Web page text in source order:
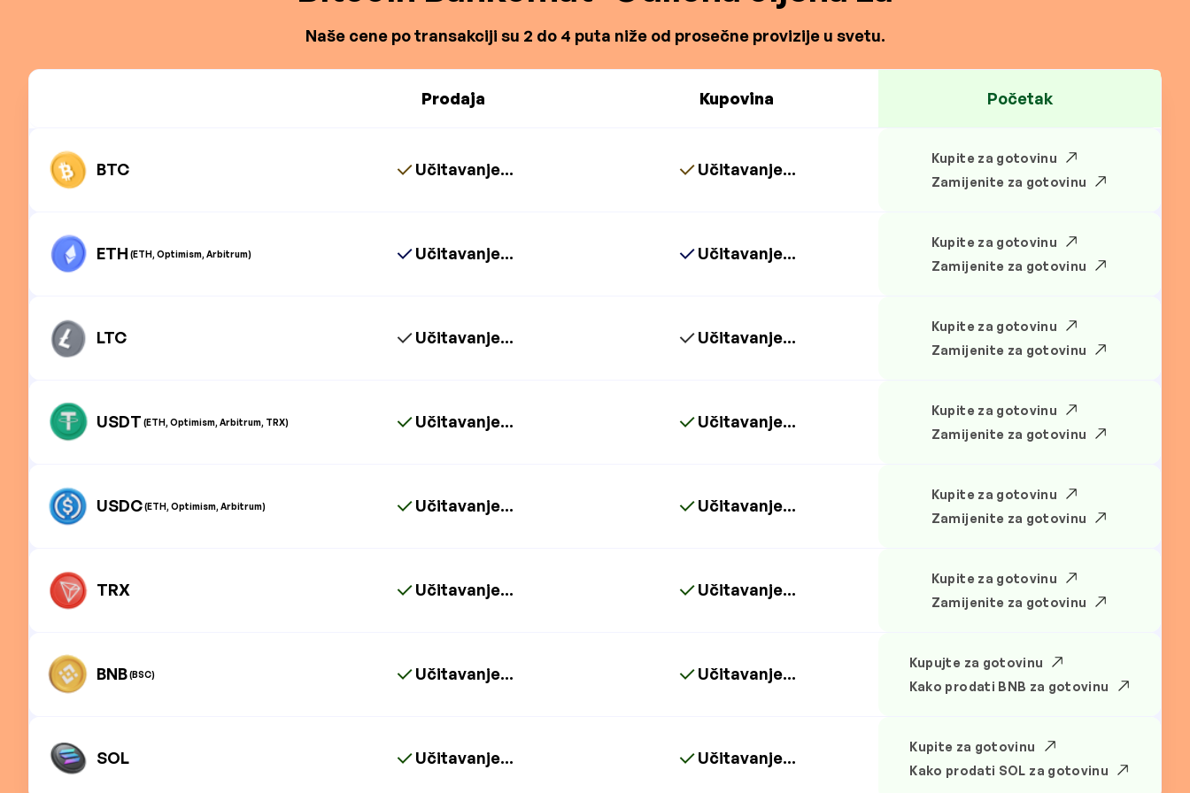
Naše cene po transakciji su 2 do 4 puta niže od prosečne provizije u svetu.
Prodaja Kupovina Početak
BTC Učitavanje... Učitavanje...
Kupite za gotovinu
Zamijenite za gotovinu
ETH (ETH, Optimism, Arbitrum) Učitavanje... Učitavanje...
Kupite za gotovinu
Zamijenite za gotovinu
LTC Učitavanje... Učitavanje...
Kupite za gotovinu
Zamijenite za gotovinu
USDT (ETH, Optimism, Arbitrum, TRX) Učitavanje... Učitavanje...
Kupite za gotovinu
Zamijenite za gotovinu
USDC(ETH, Optimism, Arbitrum) Učitavanje... Učitavanje...
Kupite za gotovinu
Zamijenite za gotovinu
TRX Učitavanje... Učitavanje...
Kupite za gotovinu
Zamijenite za gotovinu
BNB(BSC) Učitavanje... Učitavanje...
Kupujte za gotovinu
Kako prodati BNB za gotovinu
SOL Učitavanje... Učitavanje...
Kupite za gotovinu
Kako prodati SOL za gotovinu